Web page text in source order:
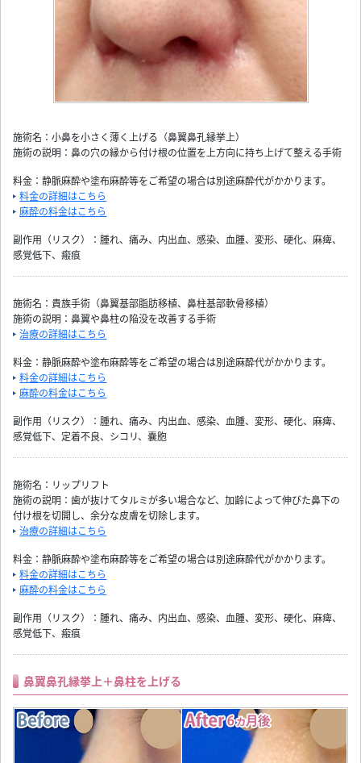
施術名：小鼻を小さく薄く上げる（鼻翼鼻孔縁挙上）
施術の説明：鼻の穴の縁から付け根の位置を上方向に持ち上げて整える手術
料金：静脈麻酔や塗布麻酔等をご希望の場合は別途麻酔代がかかります。
料金の詳細はこちら
麻酔の料金はこちら
副作用（リスク）：腫れ、痛み、内出血、感染、血腫、変形、硬化、麻痺、
感覚低下、瘢痕
施術名：貴族手術（鼻翼基部脂肪移植、鼻柱基部軟骨移植）
施術の説明：鼻翼や鼻柱の陥没を改善する手術
治療の詳細はこちら
料金：静脈麻酔や塗布麻酔等をご希望の場合は別途麻酔代がかかります。
料金の詳細はこちら
麻酔の料金はこちら
副作用（リスク）：腫れ、痛み、内出血、感染、血腫、変形、硬化、麻痺、
感覚低下、定着不良、シコリ、嚢胞
施術名：リップリフト
施術の説明：歯が抜けてタルミが多い場合など、加齢によって伸びた鼻下の
付け根を切開し、余分な皮膚を切除します。
治療の詳細はこちら
料金：静脈麻酔や塗布麻酔等をご希望の場合は別途麻酔代がかかります。
料金の詳細はこちら
麻酔の料金はこちら
副作用（リスク）：腫れ、痛み、内出血、感染、血腫、変形、硬化、麻痺、
感覚低下、瘢痕
鼻翼鼻孔縁挙上＋鼻柱を上げる